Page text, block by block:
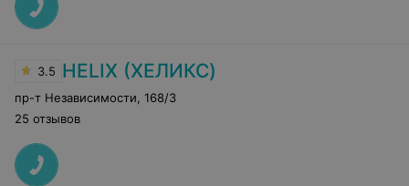
3.5 HELIX (ХЕЛИКС)
пр-т Независимости 168/3
25 отзывов